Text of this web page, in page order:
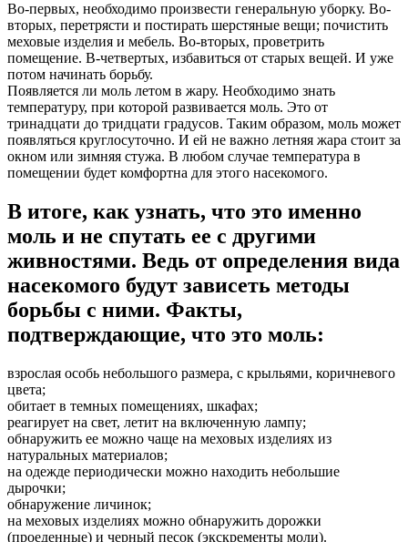
Во-первых, необходимо произвести генеральную уборку. Во-
вторых, перетрясти и постирать шерстяные вещи; почистить
меховые изделия и мебель. Во-вторых, проветрить
помещение. В-четвертых, избавиться от старых вещей. И уже
потом начинать борьбу.
Появляется ли моль летом в жару. Необходимо знать
температуру, при которой развивается моль. Это от
тринадцати до тридцати градусов. Таким образом, моль может
появляться круглосуточно. И ей не важно летняя жара стоит за
окном или зимняя стужа. В любом случае температура в
помещении будет комфортна для этого насекомого.
В итоге, как узнать, что это именно
моль и не спутать ее с другими
живностями. Ведь от определения вида
насекомого будут зависеть методы
борьбы с ними. Факты,
подтверждающие, что это моль:
взрослая особь небольшого размера, с крыльями, коричневого
цвета;
обитает в темных помещениях, шкафах;
реагирует на свет, летит на включенную лампу;
обнаружить ее можно чаще на меховых изделиях из
натуральных материалов;
на одежде периодически можно находить небольшие
дырочки;
обнаружение личинок;
на меховых изделиях можно обнаружить дорожки
(проеденные) и черный песок (экскременты моли).